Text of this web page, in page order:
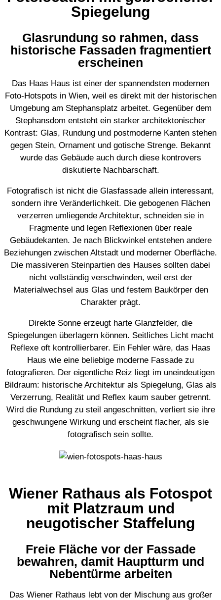
Spiegelung
Glasrundung so rahmen, dass
historische Fassaden fragmentiert
erscheinen
Das Haas Haus ist einer der spannendsten modernen
Foto-Hotspots in Wien, weil es direkt mit der historischen
Umgebung am Stephansplatz arbeitet. Gegenüber dem
Stephansdom entsteht ein starker architektonischer
Kontrast: Glas, Rundung und postmoderne Kanten stehen
gegen Stein, Ornament und gotische Strenge. Bekannt
wurde das Gebäude auch durch diese kontrovers
diskutierte Nachbarschaft.
Fotografisch ist nicht die Glasfassade allein interessant,
sondern ihre Veränderlichkeit. Die gebogenen Flächen
verzerren umliegende Architektur, schneiden sie in
Fragmente und legen Reflexionen über reale
Gebäudekanten. Je nach Blickwinkel entstehen andere
Beziehungen zwischen Altstadt und moderner Oberfläche.
Die massiveren Steinpartien des Hauses sollten dabei
nicht vollständig verschwinden, weil erst der
Materialwechsel aus Glas und festem Baukörper den
Charakter prägt.
Direkte Sonne erzeugt harte Glanzfelder, die
Spiegelungen überlagern können. Seitliches Licht macht
Reflexe oft kontrollierbarer. Ein Fehler wäre, das Haas
Haus wie eine beliebige moderne Fassade zu
fotografieren. Der eigentliche Reiz liegt im uneindeutigen
Bildraum: historische Architektur als Spiegelung, Glas als
Verzerrung, Realität und Reflex kaum sauber getrennt.
Wird die Rundung zu steil angeschnitten, verliert sie ihre
geschwungene Wirkung und erscheint flacher, als sie
fotografisch sein sollte.
Wiener Rathaus als Fotospot
mit Platzraum und
neugotischer Staffelung
Freie Fläche vor der Fassade
bewahren, damit Hauptturm und
Nebentürme arbeiten
Das Wiener Rathaus lebt von der Mischung aus großer